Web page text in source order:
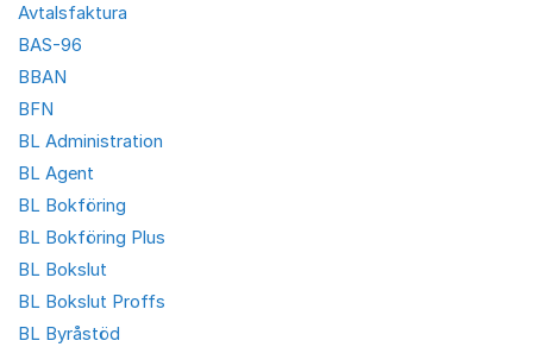
Avtalsfaktura
BAS-96
BBAN
BFN
BL Administration
BL Agent
BL Bokföring
BL Bokföring Plus
BL Bokslut
BL Bokslut Proffs
BL Byråstöd